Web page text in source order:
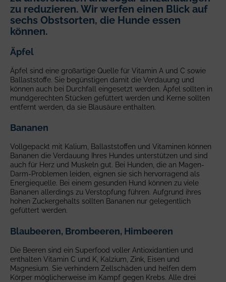
zu reduzieren. Wir werfen einen Blick auf
sechs Obstsorten, die Hunde essen
können.
Äpfel
Äpfel sind eine großartige Quelle für Vitamin A und C sowie
Ballaststoffe. Sie begünstigen damit die Verdauung und
können auch bei Durchfall eingesetzt werden. Äpfel sollten in
mundgerechten Stücken gefüttert werden und Kerne sollten
entfernt werden, da sie Blausäure enthalten.
Bananen
Vollgepackt mit Kalium, Ballaststoffen und Vitaminen können
Bananen die Verdauung Ihres Hundes unterstützen und sind
auch für Herz und Muskeln gut. Bei Hunden, die an Magen-
Darm-Problemen leiden, eignen sie sich hervorragend als
Energiequelle. Bei einem gesunden Hund können zu viele
Bananen allerdings zu Verstopfung führen. Aufgrund ihres
hohen Zuckergehalts sollten Bananen nur gelegentlich
gefüttert werden.
Blaubeeren, Brombeeren, Himbeeren
Die Beeren sind ein Superfood voller Antioxidantien und
enthalten Vitamin C und K, Kalzium, Zink, Eisen und
Magnesium. Sie verhindern Zellschäden und helfen dem
Körper möglicherweise im Kampf gegen Krebs. Alle drei